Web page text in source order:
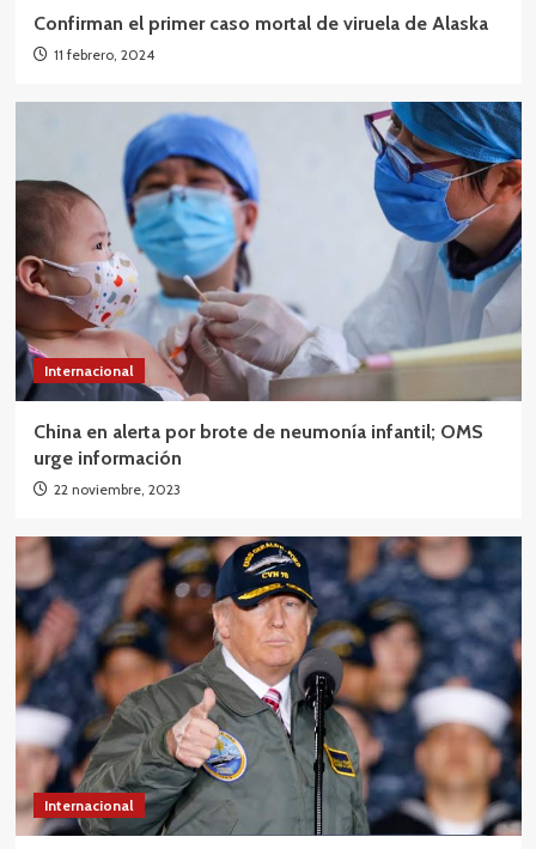
Confirman el primer caso mortal de viruela de Alaska
11 febrero, 2024
Internacional
China en alerta por brote de neumonía infantil; OMS
urge información
22 noviembre, 2023
Internacional